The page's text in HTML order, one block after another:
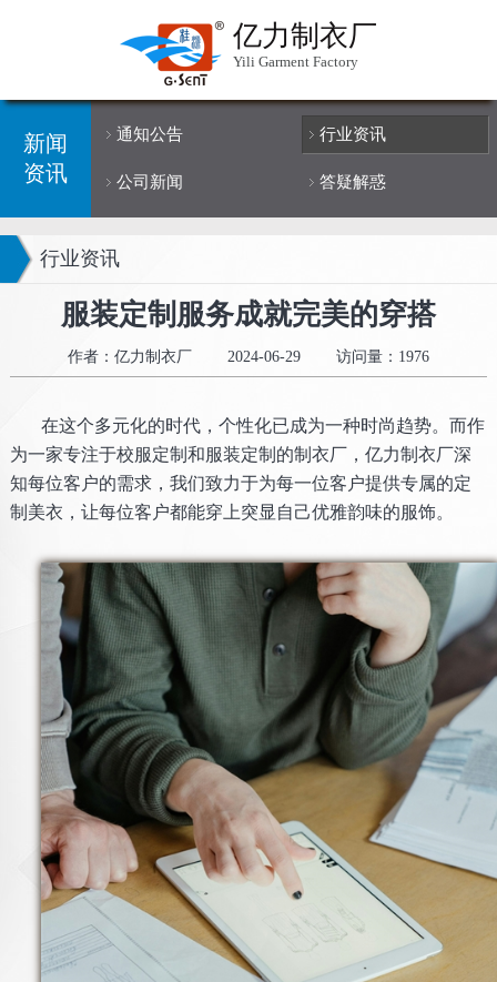
亿力制衣厂
Yili Garment Factory
新闻
资讯
通知公告 行业资讯
公司新闻 答疑解惑
行业资讯
服装定制服务成就完美的穿搭
作者：亿力制衣厂 2024-06-29 访问量：1976
在这个多元化的时代，个性化已成为一种时尚趋势。而作
为一家专注于校服定制和服装定制的制衣厂，亿力制衣厂深
知每位客户的需求，我们致力于为每一位客户提供专属的定
制美衣，让每位客户都能穿上突显自己优雅韵味的服饰。